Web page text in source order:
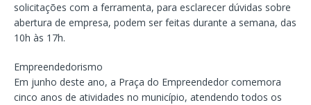
solicitações com a ferramenta, para esclarecer dúvidas sobre
abertura de empresa, podem ser feitas durante a semana, das
10h às 17h.
Empreendedorismo
Em junho deste ano, a Praça do Empreendedor comemora
cinco anos de atividades no município, atendendo todos os